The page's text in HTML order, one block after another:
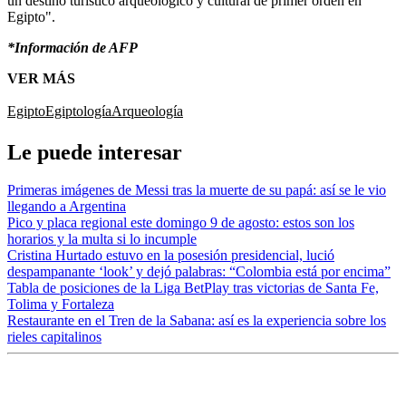
Egipto".
*Información de AFP
VER MÁS
EgiptoEgiptologíaArqueología
Le puede interesar
Primeras imágenes de Messi tras la muerte de su papá: así se le vio
llegando a Argentina
Pico y placa regional este domingo 9 de agosto: estos son los
horarios y la multa si lo incumple
Cristina Hurtado estuvo en la posesión presidencial, lució
despampanante ‘look’ y dejó palabras: “Colombia está por encima”
Tabla de posiciones de la Liga BetPlay tras victorias de Santa Fe,
Tolima y Fortaleza
Restaurante en el Tren de la Sabana: así es la experiencia sobre los
rieles capitalinos